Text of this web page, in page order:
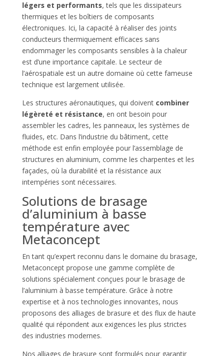
légers et performants, tels que les dissipateurs
thermiques et les boîtiers de composants
électroniques. Ici, la capacité à réaliser des joints
conducteurs thermiquement efficaces sans
endommager les composants sensibles à la chaleur
est d’une importance capitale. Le secteur de
l’aérospatiale est un autre domaine où cette fameuse
technique est largement utilisée.
Les structures aéronautiques, qui doivent combiner
légèreté et résistance, en ont besoin pour
assembler les cadres, les panneaux, les systèmes de
fluides, etc. Dans l’industrie du bâtiment, cette
méthode est enfin employée pour l’assemblage de
structures en aluminium, comme les charpentes et les
façades, où la durabilité et la résistance aux
intempéries sont nécessaires.
Solutions de brasage
d’aluminium à basse
température avec
Metaconcept
En tant qu’expert reconnu dans le domaine du brasage,
Metaconcept propose une gamme complète de
solutions spécialement conçues pour le brasage de
l’aluminium à basse température. Grâce à notre
expertise et à nos technologies innovantes, nous
proposons des alliages de brasure et des flux de haute
qualité qui répondent aux exigences les plus strictes
des industries modernes.
Nos alliages de brasure sont formulés pour garantir